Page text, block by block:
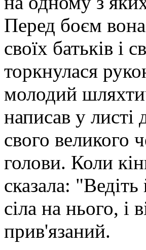
Перед боєм
своїх батьків і
торкнулася
молодий
написав у листі
свого великого
голови. Коли
сказала:
сіла на нього, і
прив'язаний.